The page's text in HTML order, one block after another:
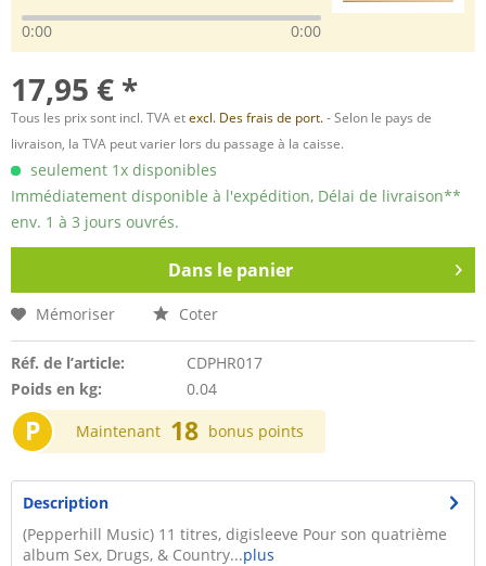
0:00 0:00
17,95 € *
Tous les prix sont incl. TVA etexcl. Des frais de port.- Selon le pays de
livraison, la TVA peut varier lors du passage à la caisse.
seulement 1x disponibles
Immédiatement disponible à l'expédition, Délai de livraison**
env. 1 à 3 jours ouvrés.
Dans le panier
Mémoriser Coter
Réf. de l’article:
CDPHR017
Poids en kg:
0.04
P Maintenant 18 bonus points
Description
(Pepperhill Music) 11 titres, digisleeve Pour son quatrième
album Sex, Drugs, & Country...plus